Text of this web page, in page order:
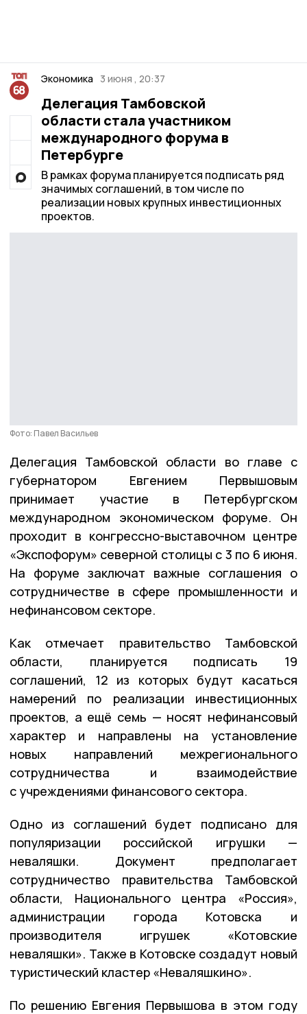
Экономика 3 июня , 20:37
Делегация Тамбовской
области стала участником
международного форума в
Петербурге
В рамках форума планируется подписать ряд
значимых соглашений, в том числе по
реализации новых крупных инвестиционных
проектов.
Фото: Павел Васильев
Делегация Тамбовской области во главе с
губернатором Евгением Первышовым
принимает участие в Петербургском
международном экономическом форуме. Он
проходит в конгрессно-выставочном центре
«Экспофорум» северной столицы с 3 по 6 июня.
На форуме заключат важные соглашения о
сотрудничестве в сфере промышленности и
нефинансовом секторе.
Как отмечает правительство Тамбовской
области, планируется подписать 19
соглашений, 12 из которых будут касаться
намерений по реализации инвестиционных
проектов, а ещё семь — носят нефинансовый
характер и направлены на установление
новых направлений межрегионального
сотрудничества и взаимодействие
с учреждениями финансового сектора.
Одно из соглашений будет подписано для
популяризации российской игрушки —
неваляшки. Документ предполагает
сотрудничество правительства Тамбовской
области, Национального центра «Россия»,
администрации города Котовска и
производителя игрушек «Котовские
неваляшки». Также в Котовске создадут новый
туристический кластер «Неваляшкино».
По решению Евгения Первышова в этом году